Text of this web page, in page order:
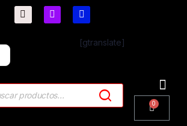
[gtranslate]